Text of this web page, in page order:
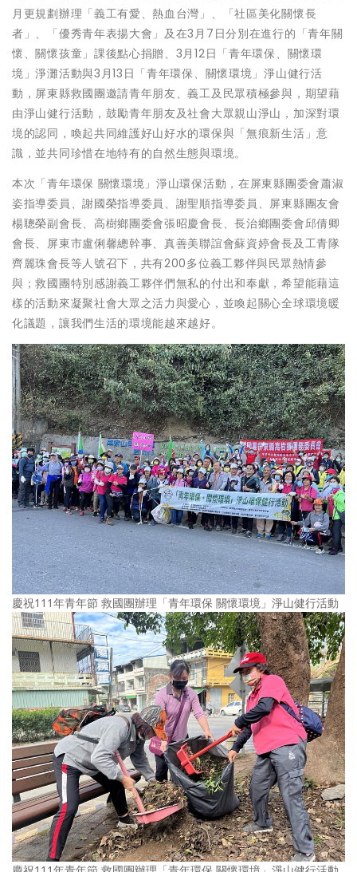
月更規劃辦理「義工有愛、熱血台灣」、「社區美化關懷長
者」、「優秀青年表揚大會」及在3月7日分別在進行的「青年關
懷、關懷孩童」課後點心捐贈、3月12日「青年環保、關懷環
境」淨灘活動與3月13日「青年環保、關懷環境」淨山健行活
動，屏東縣救國團邀請青年朋友、義工及民眾積極參與，期望藉
由淨山健行活動，鼓勵青年朋友及社會大眾親山淨山，加深對環
境的認同，喚起共同維護好山好水的環保與「無痕新生活」意
識，並共同珍惜在地特有的自然生態與環境。
本次「青年環保 關懷環境」淨山環保活動，在屏東縣團委會蕭淑
姿指導委員、謝國榮指導委員、謝聖順指導委員、屏東縣團友會
楊聰榮副會長、高樹鄉團委會張昭慶會長、長治鄉團委會邱倩卿
會長、屏東市盧俐馨總幹事、真善美聯誼會蘇資婷會長及工青隊
齊麗珠會長等人號召下，共有200多位義工夥伴與民眾熱情參
與；救國團特別感謝義工夥伴們無私的付出和奉獻，希望能藉這
樣的活動來凝聚社會大眾之活力與愛心，並喚起關心全球環境暖
化議題，讓我們生活的環境能越來越好。
慶祝111年青年節 救國團辦理「青年環保 關懷環境」淨山健行活動